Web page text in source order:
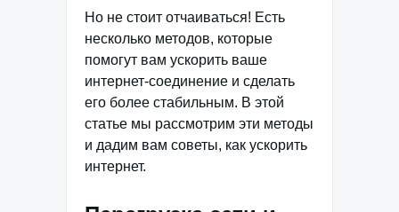
Но не стоит отчаиваться! Есть
несколько методов, которые
помогут вам ускорить ваше
интернет-соединение и сделать
его более стабильным. В этой
статье мы рассмотрим эти методы
и дадим вам советы, как ускорить
интернет.